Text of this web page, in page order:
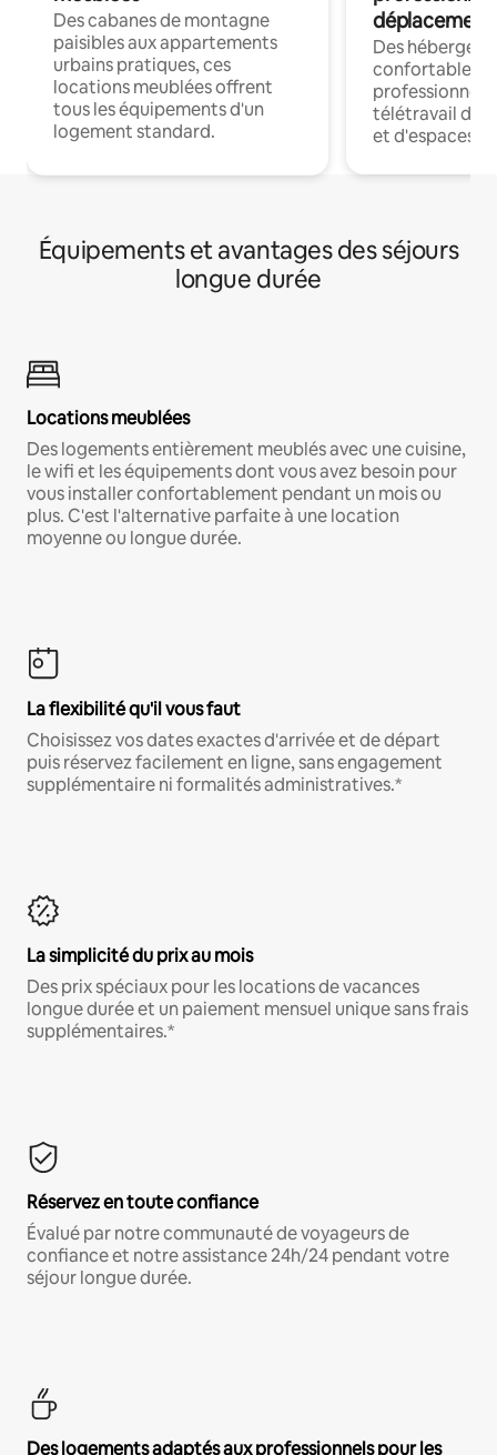
Des cabanes de montagne
paisibles aux appartements
urbains pratiques, ces
locations meublées offrent
tous les équipements d'un
logement standard.
déplacement
Des
confortables
professionnels
télétravail
et d'espaces
Équipements et avantages des séjours
longue durée
Locations meublées
Des logements entièrement meublés avec une cuisine,
le wifi et les équipements dont vous avez besoin pour
vous installer confortablement pendant un mois ou
plus. C'est l'alternative parfaite à une location
moyenne ou longue durée.
La flexibilité qu'il vous faut
Choisissez vos dates exactes d'arrivée et de départ
puis réservez facilement en ligne, sans engagement
supplémentaire ni formalités administratives.*
La simplicité du prix au mois
Des prix spéciaux pour les locations de vacances
longue durée et un paiement mensuel unique sans frais
supplémentaires.*
Réservez en toute confiance
Évalué par notre communauté de voyageurs de
confiance et notre assistance 24h/24 pendant votre
séjour longue durée.
Des logements adaptés aux professionnels pour les